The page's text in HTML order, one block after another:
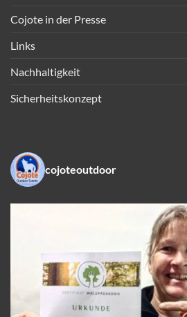
Cojote in der Presse
Links
Nachhaltigkeit
Sicherheitskonzept
cojoteoutdoor